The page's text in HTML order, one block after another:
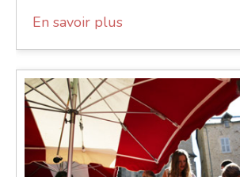
En savoir plus